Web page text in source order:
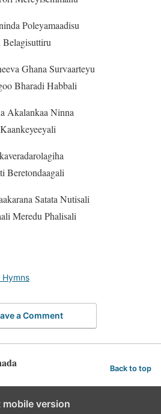
Poleyamaadisu
Belagisuttiru
Ghana Survaarteyu
Bharadi Habbali
Akalankaa Ninna
Beretondaagali
Satata Nutisali
Meredu Phalisali
Hymns
a Comment
Back to top
mobile version